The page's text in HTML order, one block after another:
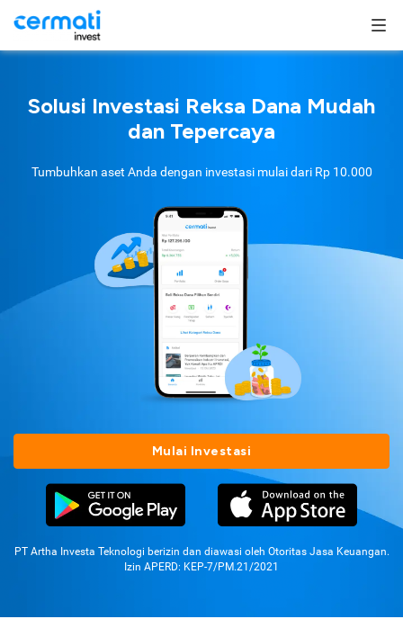
Solusi Investasi Reksa Dana Mudah
dan Tepercaya
Tumbuhkan aset Anda dengan investasi mulai dari Rp 10.000
Mulai Investasi
PT Artha Investa Teknologi berizin dan diawasi oleh Otoritas Jasa Keuangan.
Izin APERD: KEP-7/PM.21/2021